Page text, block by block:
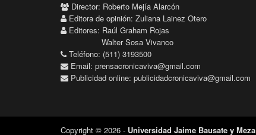
Director: Roberto Mejía Alarcón
Editora de opinión: Zuliana Lainez Otero
Editores: Raúl Graham Rojas
Walter Sosa Vivanco
Teléfono: (511) 3193500
Email: prensacronicaviva@gmail.com
Publicidad online: publicidadcronicaviva@gmail.com
Copyright © 2026 - Universidad Jaime Bausate y Meza